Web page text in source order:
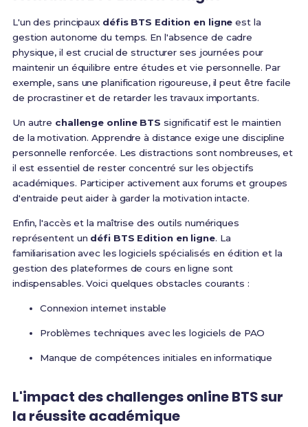
L'un des principaux défis BTS Edition en ligne est la
gestion autonome du temps. En l'absence de cadre
physique, il est crucial de structurer ses journées pour
maintenir un équilibre entre études et vie personnelle. Par
exemple, sans une planification rigoureuse, il peut être facile
de procrastiner et de retarder les travaux importants.
Un autre challenge online BTS significatif est le maintien
de la motivation. Apprendre à distance exige une discipline
personnelle renforcée. Les distractions sont nombreuses, et
il est essentiel de rester concentré sur les objectifs
académiques. Participer activement aux forums et groupes
d'entraide peut aider à garder la motivation intacte.
Enfin, l'accès et la maîtrise des outils numériques
représentent un défi BTS Edition en ligne. La
familiarisation avec les logiciels spécialisés en édition et la
gestion des plateformes de cours en ligne sont
indispensables. Voici quelques obstacles courants :
Connexion internet instable
Problèmes techniques avec les logiciels de PAO
Manque de compétences initiales en informatique
L'impact deschallenges online BTSsur
la réussite académique